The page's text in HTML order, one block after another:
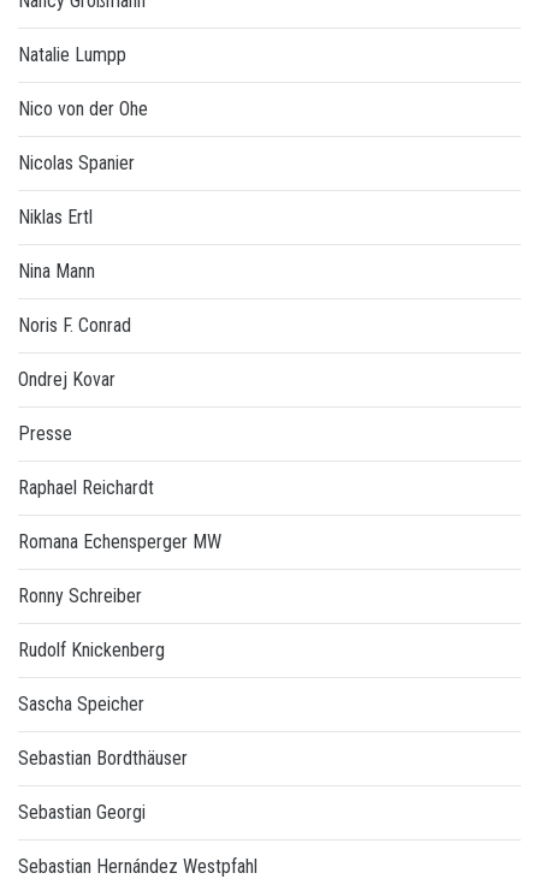
Natalie Lumpp
Nico von der Ohe
Nicolas Spanier
Niklas Ertl
Nina Mann
Noris F. Conrad
Ondrej Kovar
Presse
Raphael Reichardt
Romana Echensperger MW
Ronny Schreiber
Rudolf Knickenberg
Sascha Speicher
Sebastian Bordthäuser
Sebastian Georgi
Sebastian Hernández Westpfahl